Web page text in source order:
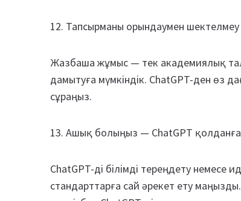
12. Тапсырманы орындаумен шектелмеу
Жазбаша жұмыс — тек академиялық
дамытуға мүмкіндік. ChatGPT-ден өз
сұраңыз.
13. Ашық болыңыз — ChatGPT
ChatGPT-ді білімді тереңдету
стандарттарға сай әрекет ету